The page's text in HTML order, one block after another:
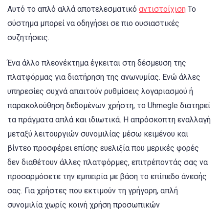
Αυτό το απλό αλλά αποτελεσματικό αντιστοίχιση Το
σύστημα μπορεί να οδηγήσει σε πιο ουσιαστικές
συζητήσεις.
Ένα άλλο πλεονέκτημα έγκειται στη δέσμευση της
πλατφόρμας για διατήρηση της ανωνυμίας. Ενώ άλλες
υπηρεσίες συχνά απαιτούν ρυθμίσεις λογαριασμού ή
παρακολούθηση δεδομένων χρήστη, το Uhmegle διατηρεί
τα πράγματα απλά και ιδιωτικά. Η απρόσκοπτη εναλλαγή
μεταξύ λειτουργιών συνομιλίας μέσω κειμένου και
βίντεο προσφέρει επίσης ευελιξία που μερικές φορές
δεν διαθέτουν άλλες πλατφόρμες, επιτρέποντάς σας να
προσαρμόσετε την εμπειρία με βάση το επίπεδο άνεσής
σας. Για χρήστες που εκτιμούν τη γρήγορη, απλή
συνομιλία χωρίς κοινή χρήση προσωπικών